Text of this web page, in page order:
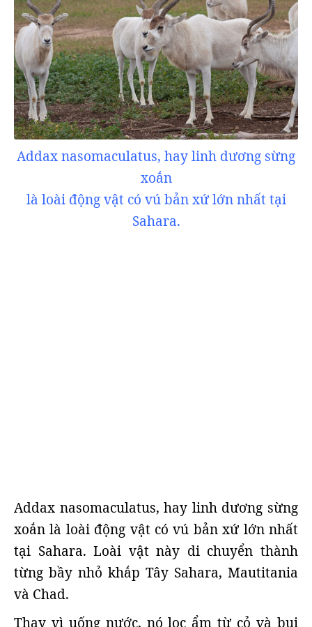
Addax nasomaculatus, hay linh dương sừng
xoắn
là loài động vật có vú bản xứ lớn nhất tại
Sahara.
Addax nasomaculatus, hay linh dương sừng
xoắn là loài động vật có vú bản xứ lớn nhất
tại Sahara. Loài vật này di chuyển thành
từng bầy nhỏ khắp Tây Sahara, Mautitania
và Chad.
Thay vì uống nước, nó lọc ẩm từ cỏ và bụi